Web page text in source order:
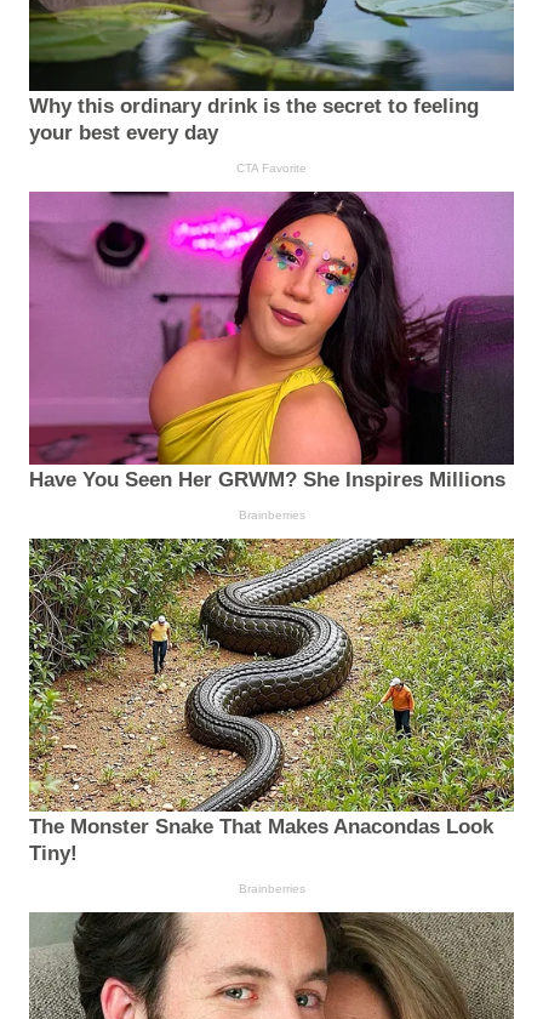
Why this ordinary drink is the secret to feeling
your best every day
CTA Favorite
Have You Seen Her GRWM? She Inspires Millions
Brainberries
The Monster Snake That Makes Anacondas Look
Tiny!
Brainberries